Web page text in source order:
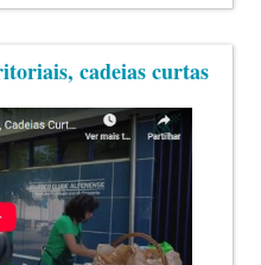
cadeias curtas